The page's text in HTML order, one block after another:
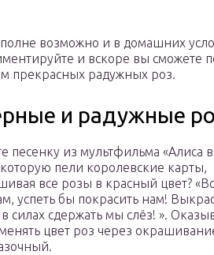
возможно и в домашних
и вскоре вы сможете
прекрасных радужных роз.
и радужные
песенку из мультфильма «Алиса в
которую пели королевские карты,
все розы в красный цвет?
успеть бы покрасить нам!
силах сдержать мы слёз! ».
цвет роз через